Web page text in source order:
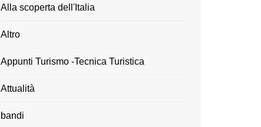
Alla scoperta dell'Italia
Altro
Appunti Turismo -Tecnica Turistica
Attualità
bandi